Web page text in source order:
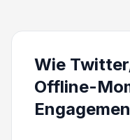
Wie
Offline-